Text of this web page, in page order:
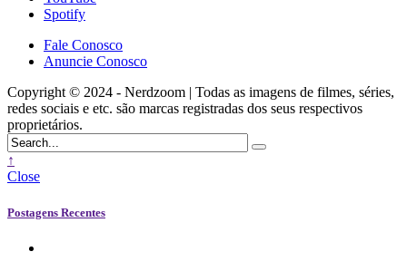
Spotify
Fale Conosco
Anuncie Conosco
Copyright © 2024 - Nerdzoom | Todas as imagens de filmes, séries,
redes sociais e etc. são marcas registradas dos seus respectivos
proprietários.
↑
Close
Postagens Recentes